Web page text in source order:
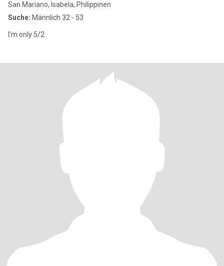
San Mariano, Isabela, Philippinen
Suche: Männlich 32 - 53
I'm only 5/2